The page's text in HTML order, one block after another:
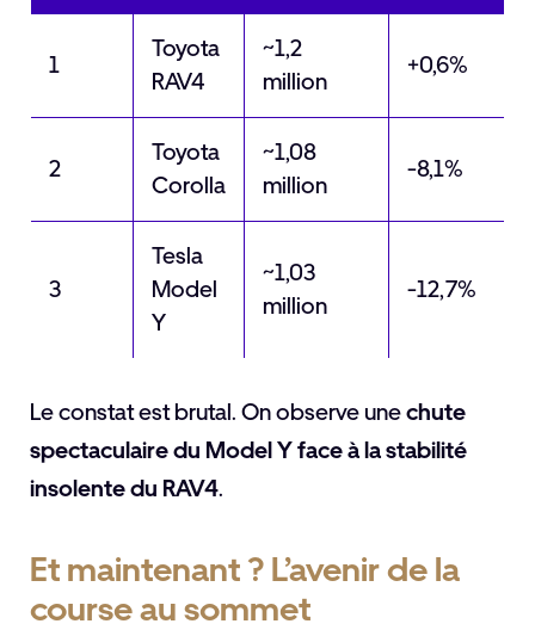
1
Toyota
RAV4
~1,2
million
+0,6%
2
Toyota
Corolla
~1,08
million
-8,1%
3
Tesla
Model
Y
~1,03
million
-12,7%
Le constat est brutal. On observe unechute
spectaculaire du Model Y face à la stabilité
insolente du RAV4.
Et maintenant ? L’avenir de la
course au sommet